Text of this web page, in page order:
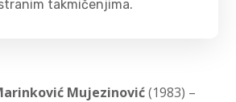
takmičenjima.
Mujezinović(1983) –